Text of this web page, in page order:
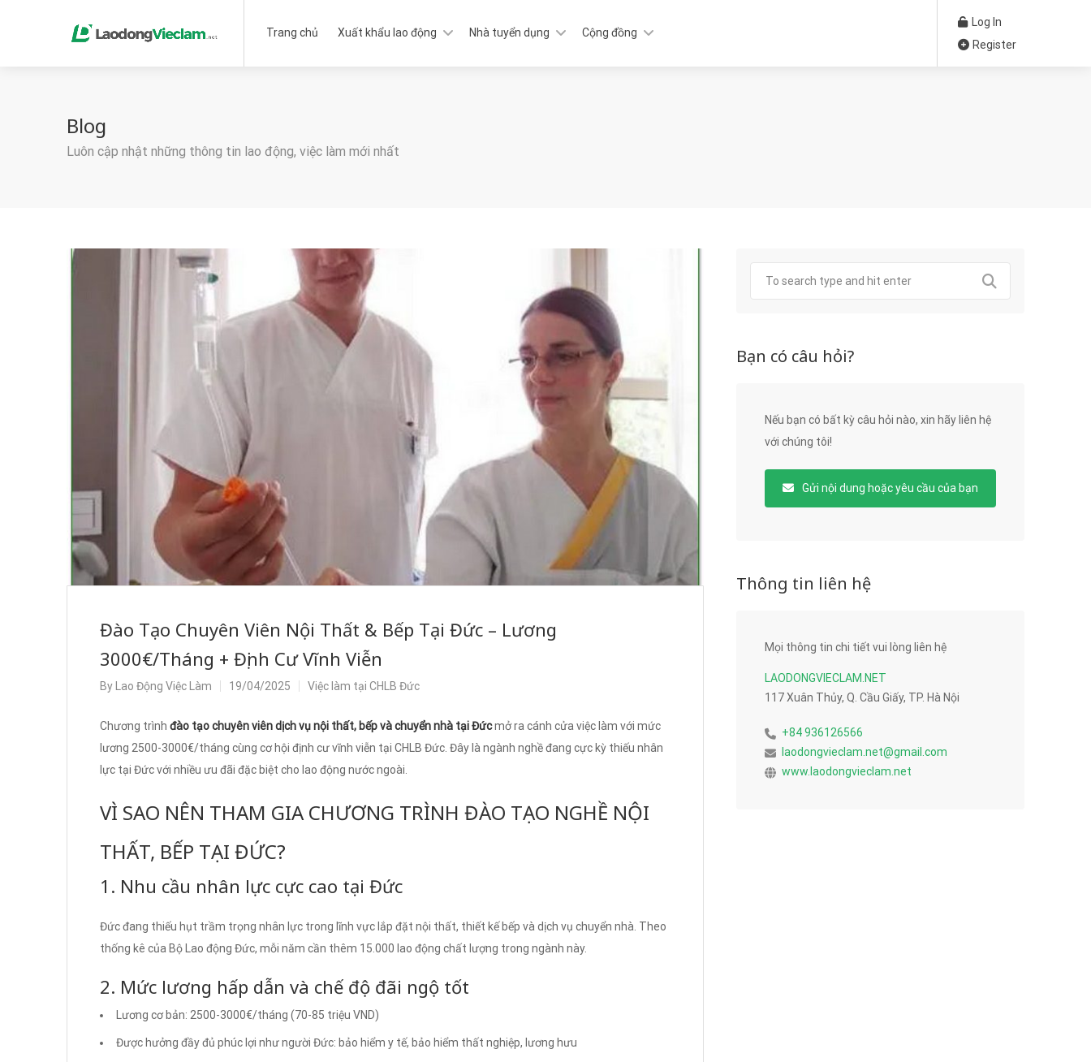
Trang chủ Xuất khẩu lao động Nhà tuyển dụng Cộng đồng
Log In
Register
Blog
Luôn cập nhật những thông tin lao động, việc làm mới nhất
Đào Tạo Chuyên Viên Nội Thất & Bếp Tại Đức – Lương
3000€/Tháng + Định Cư Vĩnh Viễn
By Lao Động Việc Làm 19/04/2025 Việc làm tại CHLB Đức
Chương trình đào tạo chuyên viên dịch vụ nội thất, bếp và chuyển nhà tại Đứcmở ra cánh cửa việc làm với mức
lương 2500-3000€/tháng cùng cơ hội định cư vĩnh viễn tại CHLB Đức. Đây là ngành nghề đang cực kỳ thiếu nhân
lực tại Đức với nhiều ưu đãi đặc biệt cho lao động nước ngoài.
VÌ SAO NÊN THAM GIA CHƯƠNG TRÌNH ĐÀO TẠO NGHỀ NỘI
THẤT, BẾP TẠI ĐỨC?
1. Nhu cầu nhân lực cực cao tại Đức
Đức đang thiếu hụt trầm trọng nhân lực trong lĩnh vực lắp đặt nội thất, thiết kế bếp và dịch vụ chuyển nhà. Theo
thống kê của Bộ Lao động Đức, mỗi năm cần thêm 15.000 lao động chất lượng trong ngành này.
2. Mức lương hấp dẫn và chế độ đãi ngộ tốt
Lương cơ bản: 2500-3000€/tháng (70-85 triệu VND)
Được hưởng đầy đủ phúc lợi như người Đức: bảo hiểm y tế, bảo hiểm thất nghiệp, lương hưu
Bạn có câu hỏi?
Nếu bạn có bất kỳ câu hỏi nào, xin hãy liên hệ
với chúng tôi!
Gửi nội dung hoặc yêu cầu của bạn
Thông tin liên hệ
Mọi thông tin chi tiết vui lòng liên hệ
LAODONGVIECLAM.NET
117 Xuân Thủy, Q. Cầu Giấy, TP. Hà Nội
+84 936126566
laodongvieclam.net@gmail.com
www.laodongvieclam.net